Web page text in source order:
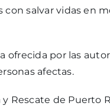
salvar vidas en
ofrecida por las
afectas.
Rescate de Puerto